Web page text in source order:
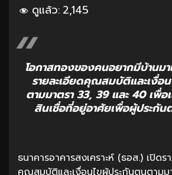
ดูแล้ว: 2,145
โอกาสทองของคนอยากมีบ้านม
รายละเอียดคุณสมบัติและเงื่อ
ตามมาตรา 33, 39 และ 40 เพื่อ
สินเชื่อที่อยู่อาศัยเพื่อผู้ประกัน
ธนาคารอาคารสงเคราะห์ (ธอส.) เปิดร
คุณสมบัติและเงื่อนไขผู้ประกันตนตาม